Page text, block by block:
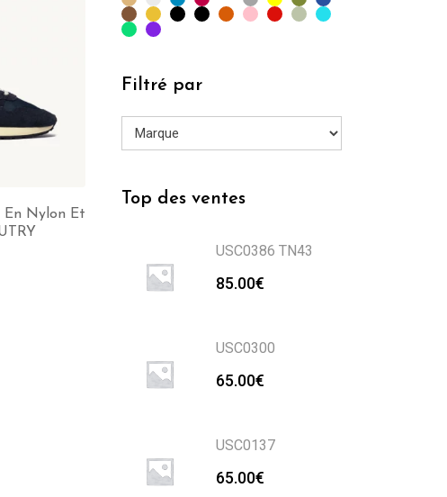
En Nylon Et
Filtré par
Top des ventes
USC0386 TN43
85.00€
USC0300
65.00€
USC0137
65.00€